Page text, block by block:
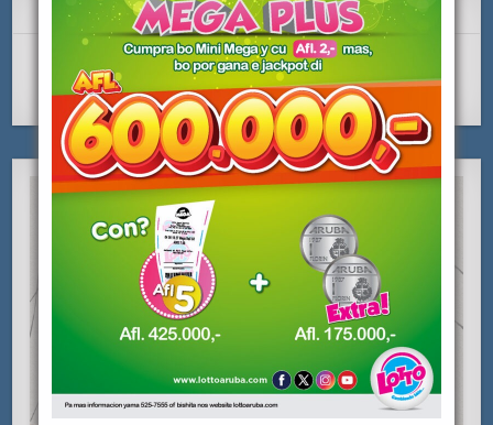
SUBSCRIBE Y LIKE NOS!